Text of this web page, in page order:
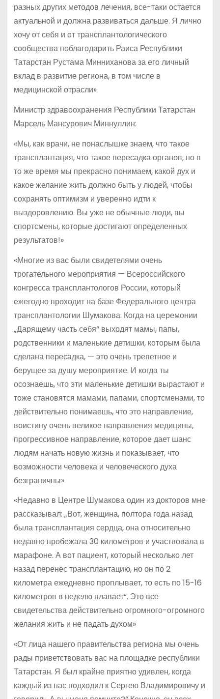
разных других методов лечения, все-таки остается
актуальной и должна развиваться дальше. Я лично
хочу от себя и от трансплантологического
сообщества поблагодарить Раиса Республики
Татарстан Рустама Минниханова за его личный
вклад в развитие региона, в том числе в
медицинской отрасли»
Министр здравоохранения Республики Татарстан
Марсель Мансурович Миннуллин:
«Мы, как врачи, не понаслышке знаем, что такое
трансплантация, что такое пересадка органов, но в
то же время мы прекрасно понимаем, какой дух и
какое желание жить должно быть у людей, чтобы
сохранять оптимизм и уверенно идти к
выздоровлению. Вы уже не обычные люди, вы
спортсмены, которые достигают определенных
результатов!»
«Многие из вас были свидетелями очень
трогательного мероприятия — Всероссийского
конгресса трансплантологов России, который
ежегодно проходит на базе Федерального центра
трансплантологии Шумакова. Когда на церемонии
„Дарящему часть себя“ выходят мамы, папы,
родственники и маленькие детишки, которым была
сделана пересадка, — это очень трепетное и
берущее за душу мероприятие. И когда ты
осознаешь, что эти маленькие детишки вырастают и
тоже становятся мамами, папами, спортсменами, то
действительно понимаешь, что это направление,
воистину очень великое направления медицины,
прогрессивное направление, которое дает шанс
людям начать новую жизнь и показывает, что
возможности человека и человеческого духа
безграничны»
«Недавно в Центре Шумакова один из докторов мне
рассказывал: „Вот, женщина, полтора года назад
была трансплантация сердца, она относительно
недавно пробежала 30 километров и участвовала в
марафоне. А вот пациент, который несколько лет
назад перенес трансплантацию, но он по 2
километра ежедневно проплывает, то есть по 15-16
километров в неделю плавает“. Это все
свидетельства действительно огромного-огромного
желания жить и не падать духом»
«От лица нашего правительства региона мы очень
рады приветствовать вас на площадке республики
Татарстан. Я был крайне приятно удивлен, когда
каждый из нас подходил к Сергею Владимировичу и